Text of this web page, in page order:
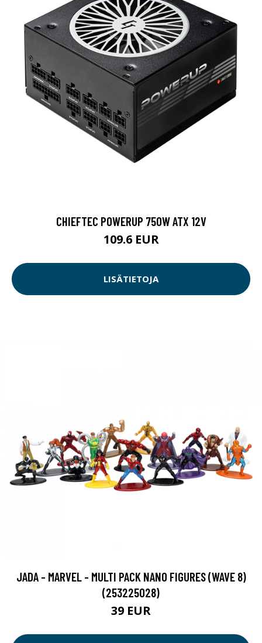
CHIEFTEC POWERUP 750W ATX 12V
109.6 EUR
LISÄTIETOJA
JADA - MARVEL - MULTI PACK NANO FIGURES (WAVE 8)
(253225028)
39 EUR